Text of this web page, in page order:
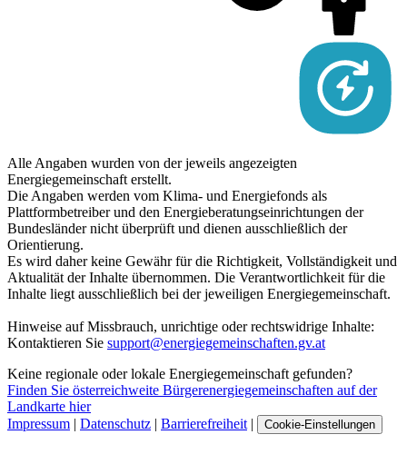
Alle Angaben wurden von der jeweils angezeigten
Energiegemeinschaft erstellt.
Die Angaben werden vom Klima- und Energiefonds als
Plattformbetreiber und den Energieberatungseinrichtungen der
Bundesländer nicht überprüft und dienen ausschließlich der
Orientierung.
Es wird daher keine Gewähr für die Richtigkeit, Vollständigkeit und
Aktualität der Inhalte übernommen. Die Verantwortlichkeit für die
Inhalte liegt ausschließlich bei der jeweiligen Energiegemeinschaft.
Hinweise auf Missbrauch, unrichtige oder rechtswidrige Inhalte:
Kontaktieren Sie support@energiegemeinschaften.gv.at
Keine regionale oder lokale Energiegemeinschaft gefunden?
Finden Sie österreichweite Bürgerenergiegemeinschaften auf der
Landkarte hier
Impressum | Datenschutz | Barrierefreiheit | Cookie-Einstellungen